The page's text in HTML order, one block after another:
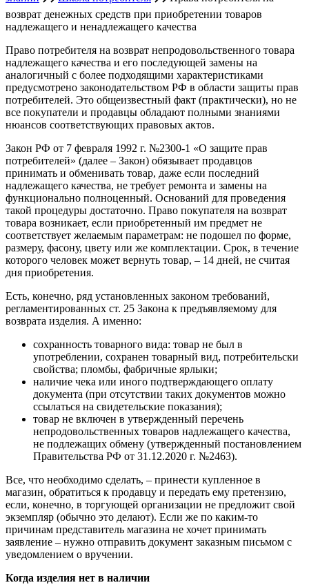
возврат денежных средств при приобретении товаров
надлежащего и ненадлежащего качества
Право потребителя на возврат непродовольственного товара
надлежащего качества и его последующей замены на
аналогичный с более подходящими характеристиками
предусмотрено законодательством РФ в области защиты прав
потребителей. Это общеизвестный факт (практически), но не
все покупатели и продавцы обладают полными знаниями
нюансов соответствующих правовых актов.
Закон РФ от 7 февраля 1992 г. №2300-1 «О защите прав
потребителей» (далее – Закон) обязывает продавцов
принимать и обменивать товар, даже если последний
надлежащего качества, не требует ремонта и замены на
функционально полноценный. Оснований для проведения
такой процедуры достаточно. Право покупателя на возврат
товара возникает, если приобретенный им предмет не
соответствует желаемым параметрам: не подошел по форме,
размеру, фасону, цвету или же комплектации. Срок, в течение
которого человек может вернуть товар, – 14 дней, не считая
дня приобретения.
Есть, конечно, ряд установленных законом требований,
регламентированных ст. 25 Закона к предъявляемому для
возврата изделия. А именно:
сохранность товарного вида: товар не был в
употреблении, сохранен товарный вид, потребительски
свойства; пломбы, фабричные ярлыки;
наличие чека или иного подтверждающего оплату
документа (при отсутствии таких документов можно
ссылаться на свидетельские показания);
товар не включен в утвержденный перечень
непродовольственных товаров надлежащего качества,
не подлежащих обмену (утвержденный постановлением
Правительства РФ от 31.12.2020 г. №2463).
Все, что необходимо сделать, – принести купленное в
магазин, обратиться к продавцу и передать ему претензию,
если, конечно, в торгующей организации не предложит свой
экземпляр (обычно это делают). Если же по каким-то
причинам представитель магазина не хочет принимать
заявление – нужно отправить документ заказным письмом с
уведомлением о вручении.
Когда изделия нет в наличии